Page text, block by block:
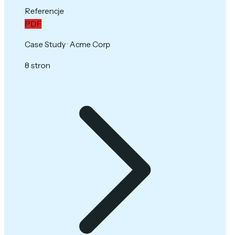
Referencje
PDF
Case Study · Acme Corp
8 stron